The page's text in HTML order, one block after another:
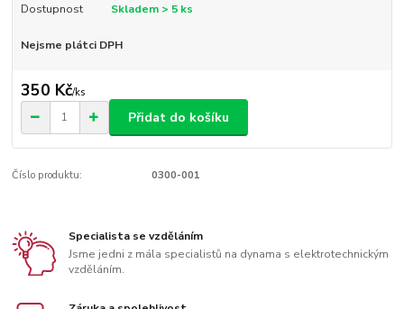
Dostupnost Skladem > 5 ks
Nejsme plátci DPH
350 Kč/ks
Přidat do košíku
Číslo produktu: 0300-001
Specialista se vzděláním
Jsme jedni z mála specialistů na dynama s elektrotechnickým
vzděláním.